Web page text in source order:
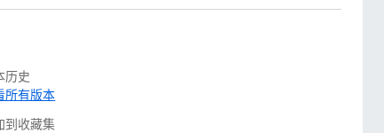
历史
所有版本
到收藏集